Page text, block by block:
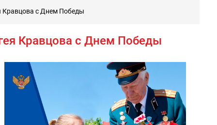
Кравцова с Днем Победы
Кравцова с Днем Победы